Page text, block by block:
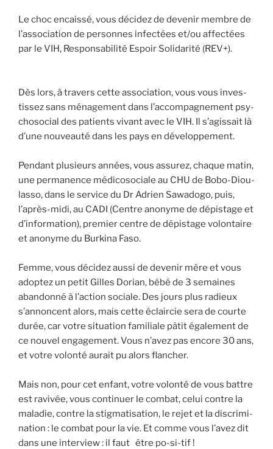
Le choc encais­sé, vous déci­dez de deve­nir membre de
l’association de per­sonnes infec­tées et/ou affec­tées
par le VIH, Res­pon­sa­bi­li­té Espoir Soli­da­ri­té (REV+).
Dès lors, à tra­vers cette asso­cia­tion, vous vous inves­
tis­sez sans ména­ge­ment dans l’accompagnement psy­
cho­so­cial des patients vivant avec le VIH. Il s’agissait là
d’une nou­veau­té dans les pays en déve­lop­pe­ment.
Pen­dant plu­sieurs années, vous assu­rez, chaque matin,
une per­ma­nence médi­co­so­ciale au CHU de Bobo-Diou­
las­so, dans le ser­vice du Dr Adrien Sawa­do­go, puis,
l’après-midi, au CADI (Centre ano­nyme de dépis­tage et
d’information), pre­mier centre de dépis­tage volon­taire
et ano­nyme du Bur­ki­na Faso.
Femme, vous déci­dez aus­si de deve­nir mère et vous
adop­tez un petit Gilles Dorian, bébé de 3 semaines
aban­don­né à l’action sociale. Des jours plus radieux
s’annoncent alors, mais cette éclair­cie sera de courte
durée, car votre situa­tion fami­liale pâtit éga­le­ment de
ce nou­vel enga­ge­ment. Vous n’avez pas encore 30 ans,
et votre volon­té aurait pu alors flan­cher.
Mais non, pour cet enfant, votre volon­té de vous battre
est ravi­vée, vous conti­nuer le com­bat, celui contre la
mala­die, contre la stig­ma­ti­sa­tion, le rejet et la dis­cri­mi­
na­tion : le com­bat pour la vie. Et comme vous l’avez dit
dans une inter­view : il faut être po-si-tif !